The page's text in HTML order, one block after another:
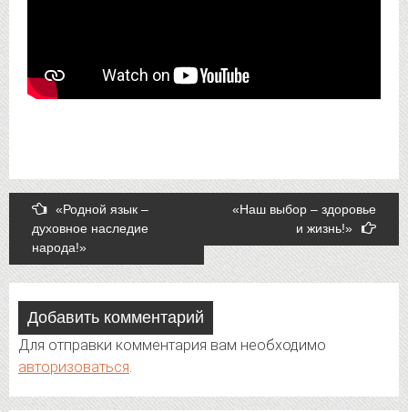
Post
navigation
«Родной язык –
духовное наследие
народа!»
«Наш выбор – здоровье
и жизнь!»
Добавить комментарий
Для отправки комментария вам необходимо
авторизоваться